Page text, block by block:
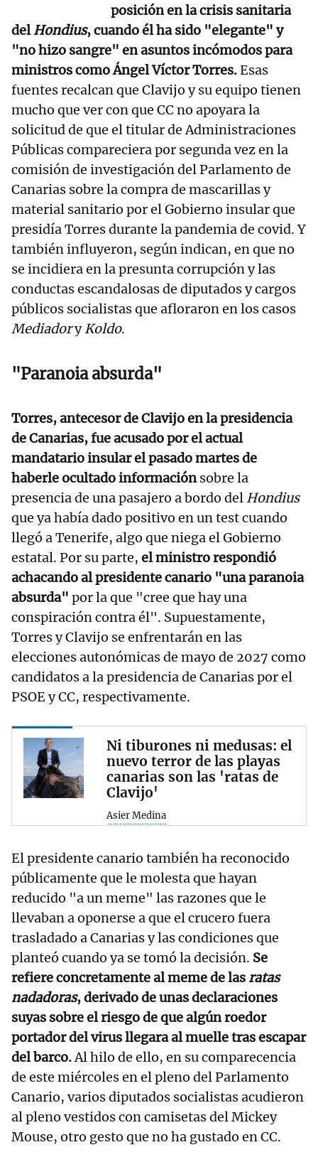
posición en la crisis sanitaria
delHondius, cuando él ha sido "elegante" y
"no hizo sangre" en asuntos incómodos para
ministros como Ángel Víctor Torres.Esas
fuentes recalcan que Clavijo y su equipo tienen
mucho que ver con que CC no apoyara la
solicitud de que el titular de Administraciones
Públicas compareciera por segunda vez en la
comisión de investigación del Parlamento de
Canarias sobre la compra de mascarillas y
material sanitario por el Gobierno insular que
presidía Torres durante la pandemia de covid. Y
también influyeron, según indican, en que no
se incidiera en la presunta corrupción y las
conductas escandalosas de diputados y cargos
públicos socialistas que afloraron en los casos
MediadoryKoldo.
"Paranoia absurda"
Torres, antecesor de Clavijo en la presidencia
de Canarias, fue acusado por el actual
mandatario insular el pasado martes de
haberle ocultado informaciónsobre la
presencia de una pasajero a bordo del Hondius
que ya había dado positivo en un test cuando
llegó a Tenerife, algo que niega el Gobierno
estatal. Por su parte, el ministro respondió
achacando al presidente canario "una paranoia
absurda" por la que "cree que hay una
conspiración contra él". Supuestamente,
Torres y Clavijo se enfrentarán en las
elecciones autonómicas de mayo de 2027 como
candidatos a la presidencia de Canarias por el
PSOE y CC, respectivamente.
Ni tiburones ni medusas: el
nuevo terror de las playas
canarias son las 'ratas de
Clavijo'
Asier Medina
El presidente canario también ha reconocido
públicamente que le molesta que hayan
reducido "a un meme" las razones que le
llevaban a oponerse a que el crucero fuera
trasladado a Canarias y las condiciones que
planteó cuando ya se tomó la decisión. Se
refiere concretamente al meme de lasratas
nadadoras, derivado de unas declaraciones
suyas sobre el riesgo de que algún roedor
portador del virus llegara al muelle tras escapar
del barco.Al hilo de ello, en su comparecencia
de este miércoles en el pleno del Parlamento
Canario, varios diputados socialistas acudieron
al pleno vestidos con camisetas del Mickey
Mouse, otro gesto que no ha gustado en CC.